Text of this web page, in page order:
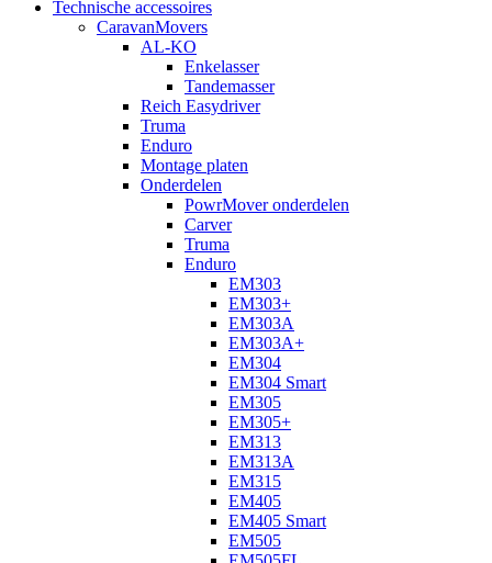
Technische accessoires
CaravanMovers
AL-KO
Enkelasser
Tandemasser
Reich Easydriver
Truma
Enduro
Montage platen
Onderdelen
PowrMover onderdelen
Carver
Truma
Enduro
EM303
EM303+
EM303A
EM303A+
EM304
EM304 Smart
EM305
EM305+
EM313
EM313A
EM315
EM405
EM405 Smart
EM505